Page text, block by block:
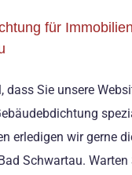
für
dass Sie unsere
erledigen wir gerne
Schwartau.